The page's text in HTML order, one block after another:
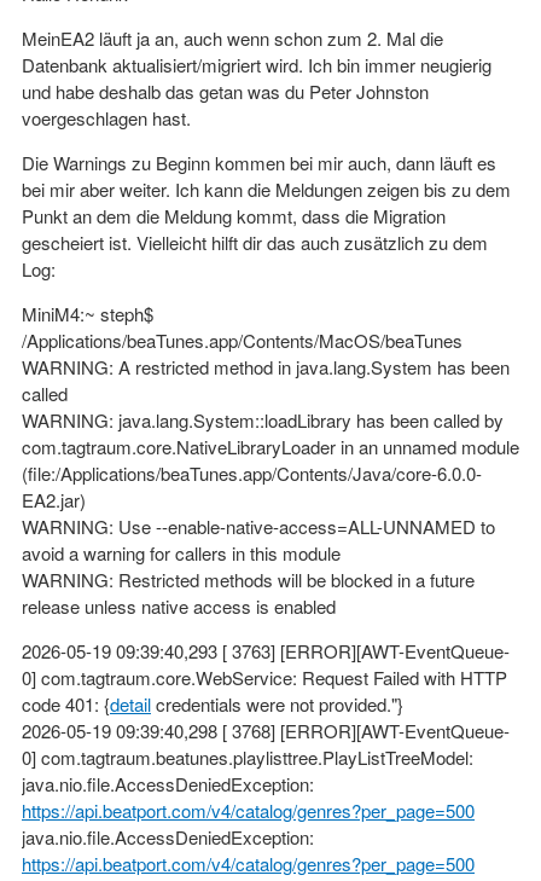
MeinEA2 läuft ja an, auch wenn schon zum 2. Mal die
Datenbank aktualisiert/migriert wird. Ich bin immer neugierig
und habe deshalb das getan was du Peter Johnston
voergeschlagen hast.
Die Warnings zu Beginn kommen bei mir auch, dann läuft es
bei mir aber weiter. Ich kann die Meldungen zeigen bis zu dem
Punkt an dem die Meldung kommt, dass die Migration
gescheiert ist. Vielleicht hilft dir das auch zusätzlich zu dem
Log:
MiniM4:~ steph$
/Applications/beaTunes.app/Contents/MacOS/beaTunes
WARNING: A restricted method in java.lang.System has been
called
WARNING: java.lang.System::loadLibrary has been called by
com.tagtraum.core.NativeLibraryLoader in an unnamed module
(file:/Applications/beaTunes.app/Contents/Java/core-6.0.0-
EA2.jar)
WARNING: Use --enable-native-access=ALL-UNNAMED to
avoid a warning for callers in this module
WARNING: Restricted methods will be blocked in a future
release unless native access is enabled
2026-05-19 09:39:40,293 [ 3763] [ERROR][AWT-EventQueue-
0] com.tagtraum.core.WebService: Request Failed with HTTP
code 401: {detailcredentials were not provided."}
2026-05-19 09:39:40,298 [ 3768] [ERROR][AWT-EventQueue-
0] com.tagtraum.beatunes.playlisttree.PlayListTreeModel:
java.nio.file.AccessDeniedException:
https://api.beatport.com/v4/catalog/genres?per_page=500
java.nio.file.AccessDeniedException:
https://api.beatport.com/v4/catalog/genres?per_page=500